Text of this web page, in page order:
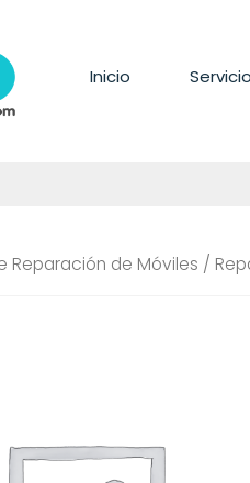
Inicio
Reparación de Móviles /